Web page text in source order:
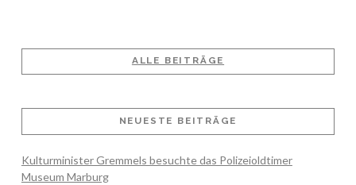
ALLE BEITRÄGE
NEUESTE BEITRÄGE
Kulturminister Gremmels besuchte das Polizeioldtimer
Museum Marburg